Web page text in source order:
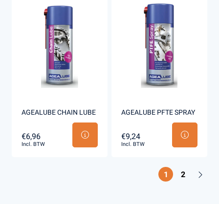
AGEALUBE CHAIN LUBE
€6,96
Incl. BTW
AGEALUBE PFTE SPRAY
€9,24
Incl. BTW
1 2